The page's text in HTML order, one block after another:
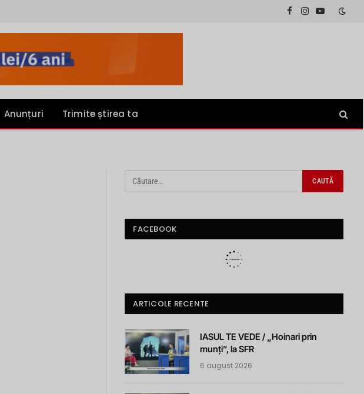
Facebook
InstagramYouTube
Anunțuri Trimite știrea ta
FACEBOOK
ARTICOLE RECENTE
IASUL TE VEDE / „Hoinari prin
munți”, la SFR
6 august 2026